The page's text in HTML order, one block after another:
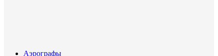
Аэрографы